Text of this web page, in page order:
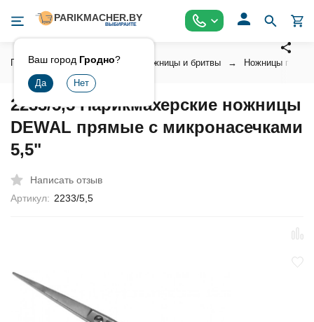
Ваш город Гродно?
Главная Инструмент Ножницы и бритвы Ножницы
2233/5,5 Парикмахерские ножницы
DEWAL прямые с микронасечками
5,5"
Написать отзыв
Артикул: 2233/5,5